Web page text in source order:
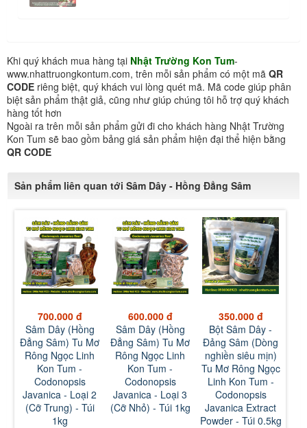
Khi quý khách mua hàng tại Nhật Trường Kon Tum-
www.nhattruongkontum.com, trên mỗi sản phẩm có một mã QR
CODE riêng biệt, quý khách vui lòng quét mã. Mã code giúp phân
biệt sản phẩm thật giả, cũng như giúp chúng tôi hỗ trợ quý khách
hàng tốt hơn
Ngoài ra trên mỗi sản phẩm gửi đi cho khách hàng Nhật Trường
Kon Tum sẽ bao gồm bảng giá sản phẩm hiện đại thể hiện bằng
QR CODE
Sản phẩm liên quan tới Sâm Dây - Hồng Đẳng Sâm
600.000 đ
Sâm Dây (Hồng
Đẳng Sâm) Tu Mơ
Rông Ngọc Linh
Kon Tum -
Codonopsis
Javanica - Loại 3
(Cỡ Nhỏ) - Túi 1kg
350.000 đ
Bột Sâm Dây -
Đảng Sâm (Dòng
nghiền siêu mịn)
Tu Mơ Rông Ngọc
Linh Kon Tum -
Codonopsis
Javanica Extract
180.000 đ
Bột Sâm Dây -
Đảng Sâm (Dòng
nghiền siêu mịn)
Tu Mơ Rông Ngọc
Linh Kon Tum -
Codonopsis
Javanica Extract
Powder - Túi 250g